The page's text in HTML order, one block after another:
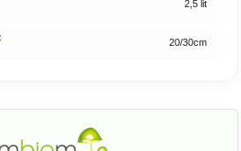
2,5 lit
20/30cm